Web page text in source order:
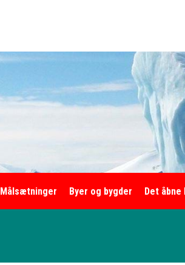
Målsætninger Byer og bygder Det åbne